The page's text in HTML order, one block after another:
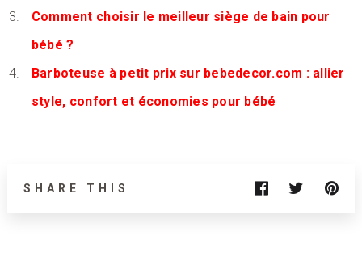
Comment choisir le meilleur siège de bain pour
bébé ?
Barboteuse à petit prix sur bebedecor.com : allier
style, confort et économies pour bébé
SHARE THIS